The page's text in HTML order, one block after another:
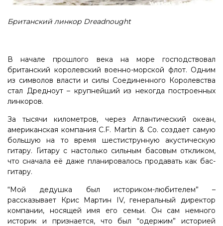
Британский линкор Dreadnought
В начале прошлого века на море господствовал
британский королевский военно-морской флот. Одним
из символов власти и силы Соединенного Королевства
стал Дредноут – крупнейший из некогда построенных
линкоров.
За тысячи километров, через Атлантический океан,
американская компания C.F. Martin & Co. создает самую
большую на то время шестиструнную акустическую
гитару. Гитару с настолько сильным басовым откликом,
что сначала её даже планировалось продавать как бас-
гитару.
“Мой дедушка был историком-любителем” –
рассказывает Крис Мартин IV, генеральный директор
компании, носящей имя его семьи. Он сам немного
историк и признается, что был “одержим” историей